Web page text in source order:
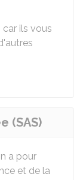
ils vous
(SAS)
a pour
et de la